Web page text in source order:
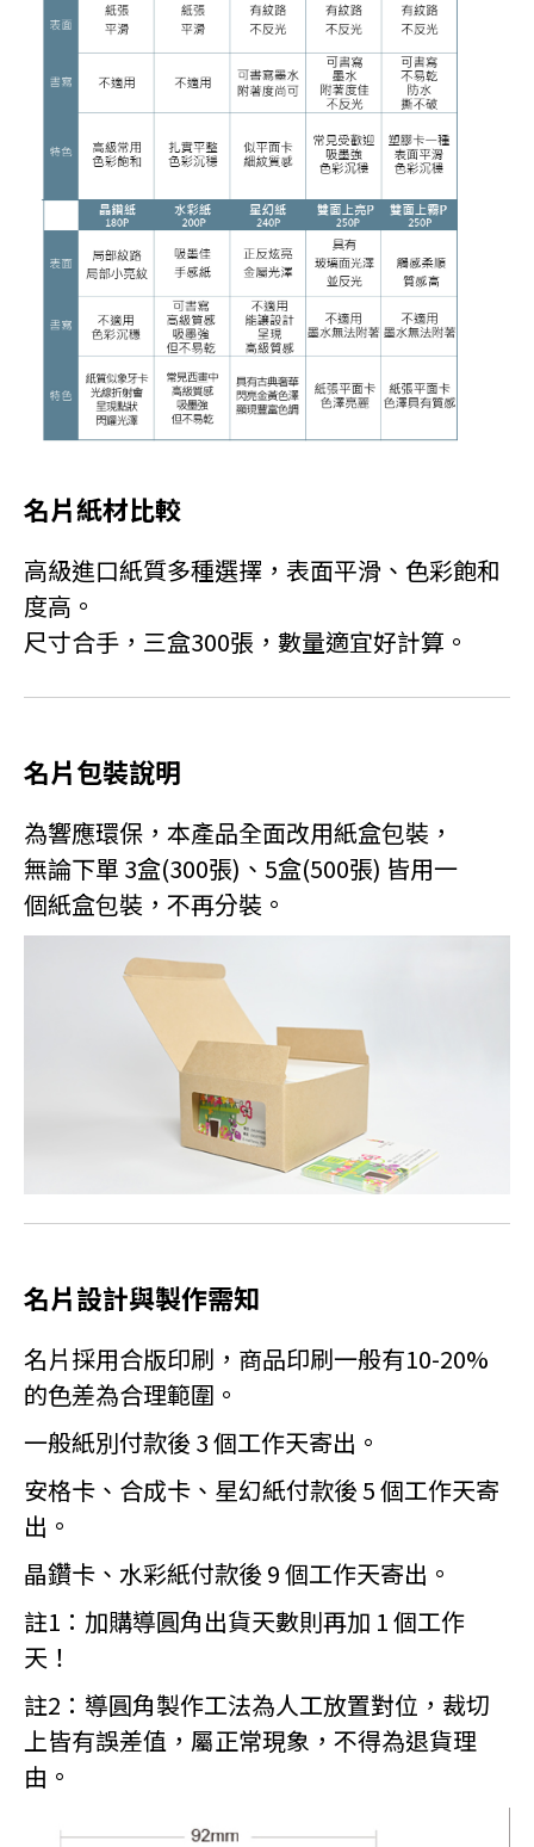
名片紙材比較
高級進口紙質多種選擇，表面平滑、色彩飽和
度高。
尺寸合手，三盒300張，數量適宜好計算。
名片包裝說明
為響應環保，本產品全面改用紙盒包裝，
無論下單 3盒(300張)、5盒(500張) 皆用一
個紙盒包裝，不再分裝。
名片設計與製作需知
名片採用合版印刷，商品印刷一般有10-20%
的色差為合理範圍。
一般紙別付款後 3 個工作天寄出。
安格卡、合成卡、星幻紙付款後 5 個工作天寄
出。
晶鑽卡、水彩紙付款後 9 個工作天寄出。
註1：加購導圓角出貨天數則再加 1 個工作
天！
註2：導圓角製作工法為人工放置對位，裁切
上皆有誤差值，屬正常現象，不得為退貨理
由。